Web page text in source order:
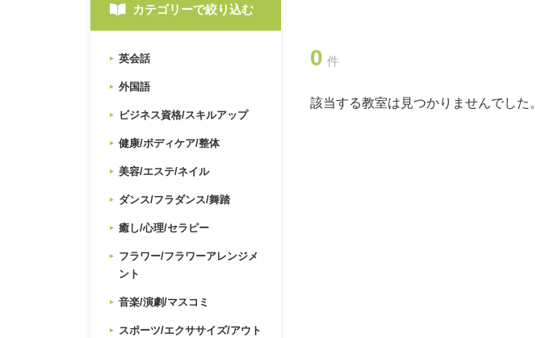
カテゴリーで絞り込む
英会話
外国語
ビジネス資格/スキルアップ
健康/ボディケア/整体
美容/エステ/ネイル
ダンス/フラダンス/舞踏
癒し/心理/セラピー
フラワー/フラワーアレンジメ
ント
音楽/演劇/マスコミ
スポーツ/エクササイズ/アウト
0 件
該当する教室は見つかりませんでした。